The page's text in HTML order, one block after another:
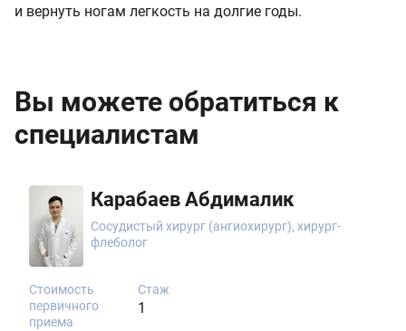
и вернуть ногам легкость на долгие годы.
Вы можете обратиться к
специалистам
Карабаев Абдималик
Сосудистый хирург (ангиохирург), хирург-
флеболог
Стаж
1
Стоимость
первичного
приема